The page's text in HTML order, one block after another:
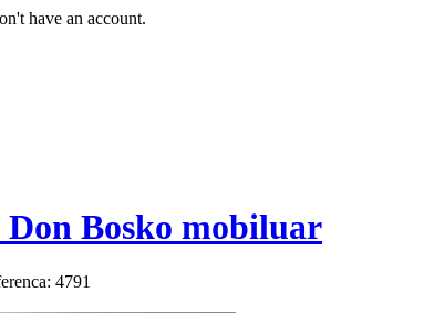
have an account.
Bosko mobiluar
4791